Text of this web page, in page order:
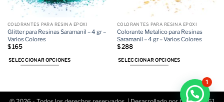
COLORANTES PARA RESINA EPOXI
Glitter para Resinas Saramanil – 4 gr –
Varios Colores
$165
SELECCIONAR OPCIONES
múltiples
COLORANTES PARA RESINA EPOXI
Colorante Metalico para Resinas
Saramanil – 4 gr – Varios Colores
$288
SELECCIONAR OPCIONES
múltiples
1